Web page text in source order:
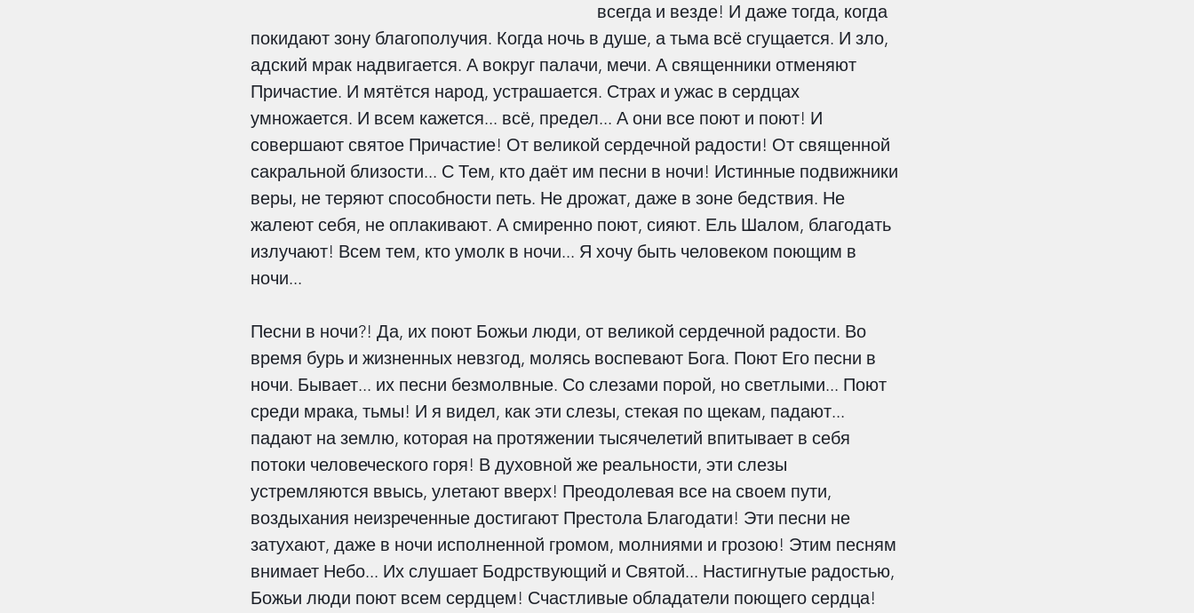
Человек на других страницах Жизнь Церкви Стойкость
Перемены Печать Антихриста Откровение
Контекст Гонения Эпидемия Пророчества
всегда и везде! И даже тогда, когда
покидают зону благополучия. Когда ночь в душе, а тьма всё сгущается. И зло,
адский мрак надвигается. А вокруг палачи, мечи. А священники отменяют
Причастие. И мятётся народ, устрашается. Страх и ужас в сердцах
умножается. И всем кажется... всё, предел... А они все поют и поют! И
совершают святое Причастие! От великой сердечной радости! От священной
сакральной близости... С Тем, кто даёт им песни в ночи! Истинные подвижники
веры, не теряют способности петь. Не дрожат, даже в зоне бедствия. Не
жалеют себя, не оплакивают. А смиренно поют, сияют. Ель Шалом, благодать
излучают! Всем тем, кто умолк в ночи... Я хочу быть человеком поющим в
ночи...
Песни в ночи?! Да, их поют Божьи люди, от великой сердечной радости. Во
время бурь и жизненных невзгод, молясь воспевают Бога. Поют Его песни в
ночи. Бывает... их песни безмолвные. Со слезами порой, но светлыми... Поют
среди мрака, тьмы! И я видел, как эти слезы, стекая по щекам, падают...
падают на землю, которая на протяжении тысячелетий впитывает в себя
потоки человеческого горя! В духовной же реальности, эти слезы
устремляются ввысь, улетают вверх! Преодолевая все на своем пути,
воздыхания неизреченные достигают Престола Благодати! Эти песни не
затухают, даже в ночи исполненной громом, молниями и грозою! Этим песням
внимает Небо... Их слушает Бодрствующий и Святой... Настигнутые радостью,
Божьи люди поют всем сердцем! Счастливые обладатели поющего сердца!